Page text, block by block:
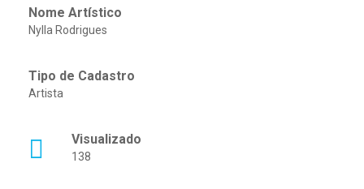
Nome Artístico
Nylla Rodrigues
Tipo de Cadastro
Artista
Visualizado
138